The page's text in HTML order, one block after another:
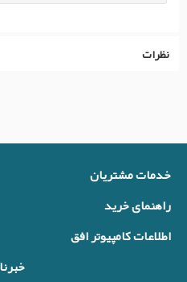
نظرات
خدمات مشتریان
راهنمای خرید
اطلاعات کامپیوتر افق